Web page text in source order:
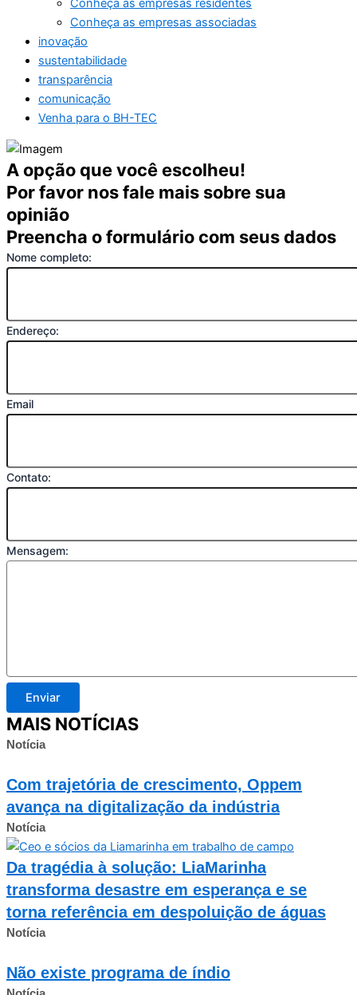
Conheça as empresas residentes
Conheça as empresas associadas
inovação
sustentabilidade
transparência
comunicação
Venha para o BH-TEC
A opção que você escolheu!
Por favor nos fale mais sobre sua
opinião
Preencha o formulário com seus dados
Nome completo:
Endereço:
Email
Contato:
Mensagem:
Enviar
MAIS NOTÍCIAS
Notícia
Com trajetória de crescimento, Oppem
avança na digitalização da indústria
Notícia
Da tragédia à solução: LiaMarinha
transforma desastre em esperança e se
torna referência em despoluição de águas
Notícia
Não existe programa de índio